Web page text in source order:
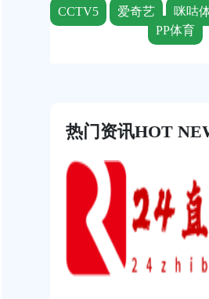
CCTV5 爱奇艺 咪咕
PP体育
热门资讯HOT